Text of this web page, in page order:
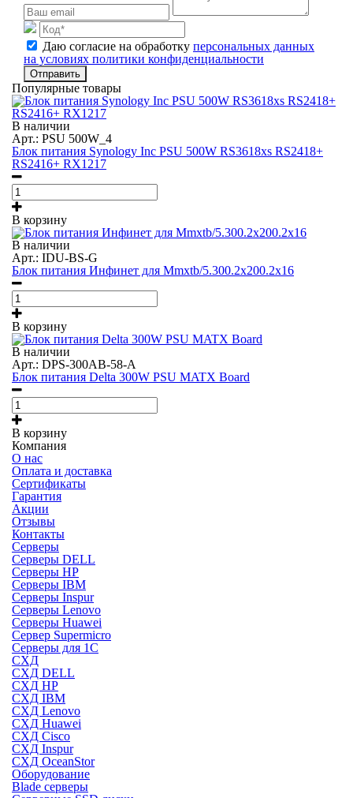
Даю согласие на обработку персональных данных
на условиях политики конфиденциальности
Отправить
Популярные товары
В наличии
Арт.: PSU 500W_4
Блок питания Synology Inc PSU 500W RS3618xs RS2418+
RS2416+ RX1217
В корзину
В наличии
Арт.: IDU-BS-G
Блок питания Инфинет для Mmxtb/5.300.2x200.2x16
В корзину
В наличии
Арт.: DPS-300AB-58-A
Блок питания Delta 300W PSU MATX Board
В корзину
Компания
О нас
Оплата и доставка
Сертификаты
Гарантия
Акции
Отзывы
Контакты
Серверы
Серверы DELL
Серверы HP
Серверы IBM
Серверы Inspur
Серверы Lenovo
Серверы Huawei
Сервер Supermicro
Серверы для 1C
СХД
СХД DELL
СХД HP
СХД IBM
СХД Lenovo
СХД Huawei
СХД Cisco
СХД Inspur
СХД OceanStor
Оборудование
Blade серверы